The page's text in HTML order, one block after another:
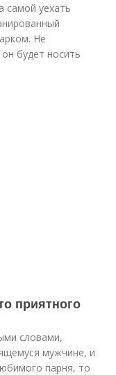
самой уехать
Не
будет носить
приятного
словами,
мужчине, и
парня, то